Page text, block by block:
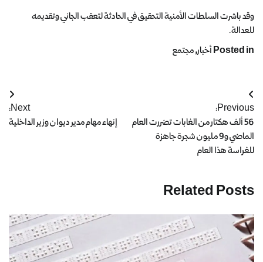
وقد باشرت السلطات الأمنية التحقيق في الحادثة لتعقب الجاني وتقديمه
للعدالة.
Posted inأخبار,مجتمع
Previous:
56 ألف هكتار من الغابات تضررت العام
الماضي و9 مليون شجرة جاهزة
للغراسة هذا العام
Next:
إنهاء مهام مدير ديوان وزير الداخلية
Related Posts